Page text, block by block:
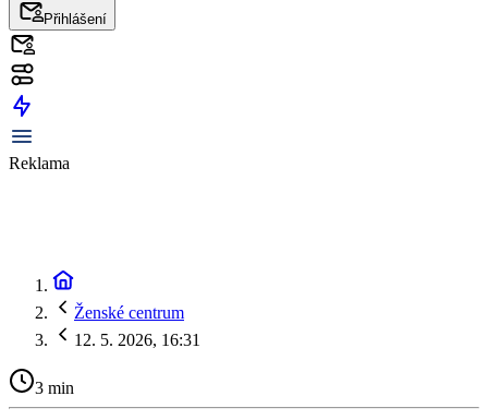
Přihlášení
Reklama
Ženské centrum
12. 5. 2026, 16:31
3 min